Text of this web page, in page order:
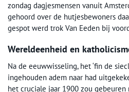
zondag dagjesmensen vanuit
gehoord over de hutjesbewoners
gespot werd trok Van Eeden bij
Wereldeenheid en
Na de eeuwwisseling, het ‘fin de
ingehouden adem naar had
het cruciale jaar 1900 zou